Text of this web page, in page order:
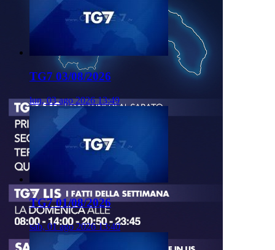
TG7 03/08/2026
lun, 03 ago 2026 13:49
TG7 01/08/2026
sab, 01 ago 2026 13:40